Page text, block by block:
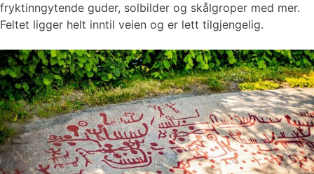
fryktinngytende guder, solbilder og skålgroper med mer.
Feltet ligger helt inntil veien og er lett tilgjengelig.